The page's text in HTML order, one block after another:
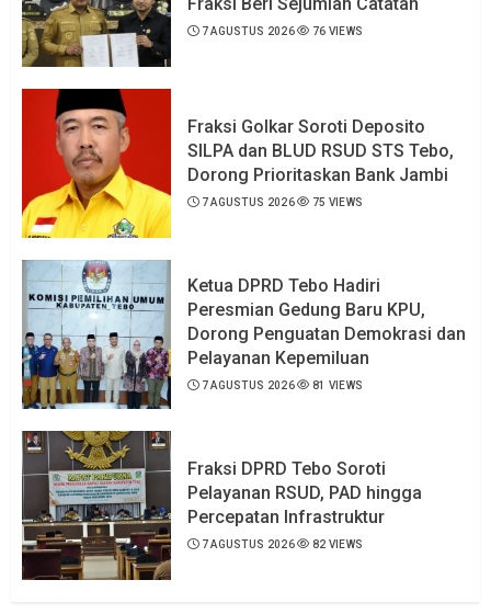
7 AGUSTUS 2026 76 VIEWS
Fraksi Golkar Soroti Deposito
SILPA dan BLUD RSUD STS Tebo,
Dorong Prioritaskan Bank Jambi
7 AGUSTUS 2026 75 VIEWS
Ketua DPRD Tebo Hadiri
Peresmian Gedung Baru KPU,
Dorong Penguatan Demokrasi dan
Pelayanan Kepemiluan
7 AGUSTUS 2026 81 VIEWS
Fraksi DPRD Tebo Soroti
Pelayanan RSUD, PAD hingga
Percepatan Infrastruktur
7 AGUSTUS 2026 82 VIEWS